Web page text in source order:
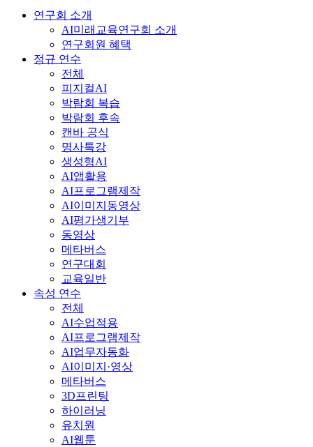
연구회 소개
AI미래교육연구회 소개
연구회원 혜택
정규 연수
전체
피지컬AI
박람회 복습
박람회 후속
캔바 공식
명사특강
생성형AI
AI앱활용
AI프로그램제작
AI이미지동영상
AI평가생기부
동영상
메타버스
연구대회
교육일반
속성 연수
전체
AI수업적용
AI프로그램제작
AI업무자동화
AI이미지·영상
메타버스
3D프린팅
하이러닝
유치원
AI웹툰